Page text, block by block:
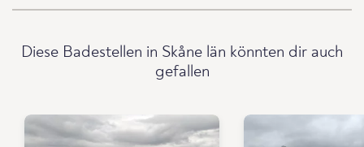
Diese Badestellen in Skåne län könnten dir auch
gefallen